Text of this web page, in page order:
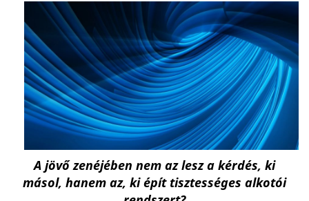
A jövő zenéjében nem az lesz a kérdés, ki
másol, hanem az, ki épít tisztességes alkotói